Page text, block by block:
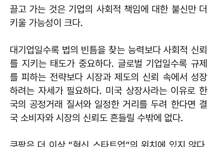
끌고 가는 것은 기업의 사회적 책임에 대한 불신만 더
키울 가능성이 크다.
대기업일수록 법의 빈틈을 찾는 능력보다 사회적 신뢰
를 지키는 태도가 중요하다. 글로벌 기업일수록 규제
를 피하는 전략보다 시장과 제도의 신뢰 속에서 성장
하려는 자세가 필요하다. 미국 상장사라는 이유로 한
국의 공정거래 질서와 일정한 거리를 두려 한다면 결
국 소비자와 시장의 신뢰도 흔들릴 수밖에 없다.